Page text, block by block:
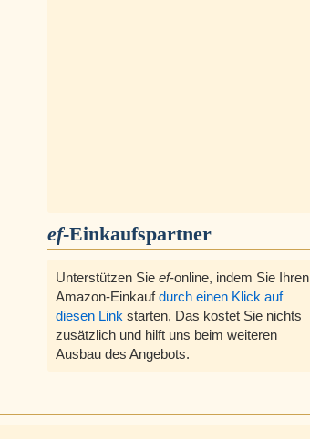
ef-Einkaufspartner
Unterstützen Sie ef-online, indem Sie Ihren
Amazon-Einkaufdurch einen Klick auf
diesen Link starten, Das kostet Sie nichts
zusätzlich und hilft uns beim weiteren
Ausbau des Angebots.